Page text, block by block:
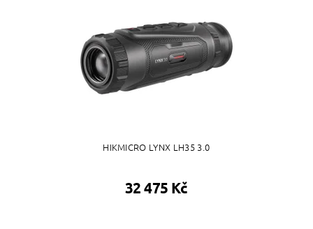
HIKMICRO LYNX LH35 3.0
32 475 Kč